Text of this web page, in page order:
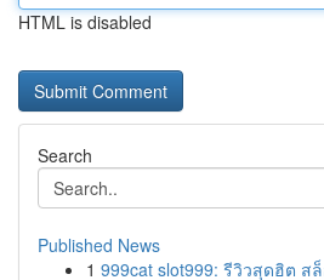
HTML is disabled
Search
Published News
1 999cat slot999: รีวิวสุดฮิต ส